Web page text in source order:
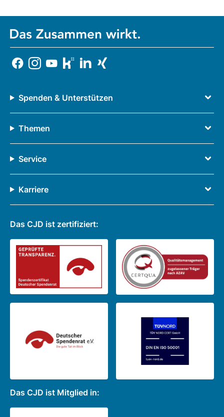
Spenden & Unterstützen
Themen
Service
Karriere
Das CJD ist zertifiziert:
Das CJD ist Mitglied in: